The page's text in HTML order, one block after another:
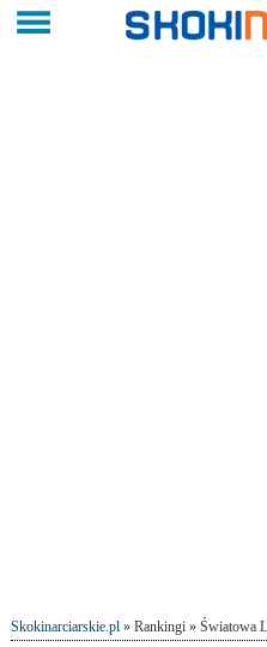
Skokinarciarskie.pl» Rankingi » Światowa